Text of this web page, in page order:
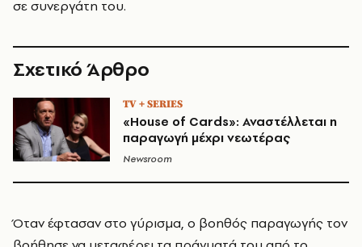
σε συνεργάτη του.
Σχετικό Άρθρο
TV + SERIES
«House of Cards»: Αναστέλλεται η
παραγωγή μέχρι νεωτέρας
Newsroom
Όταν έφτασαν στο γύρισμα, ο βοηθός παραγωγής τον